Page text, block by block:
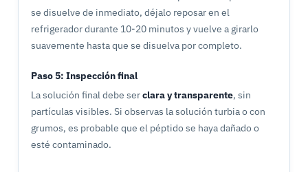
se disuelve de inmediato, déjalo reposar en el
refrigerador durante 10-20 minutos y vuelve a girarlo
suavemente hasta que se disuelva por completo.
Paso 5: Inspección final
La solución final debe serclara y transparente, sin
partículas visibles. Si observas la solución turbia o con
grumos, es probable que el péptido se haya dañado o
esté contaminado.